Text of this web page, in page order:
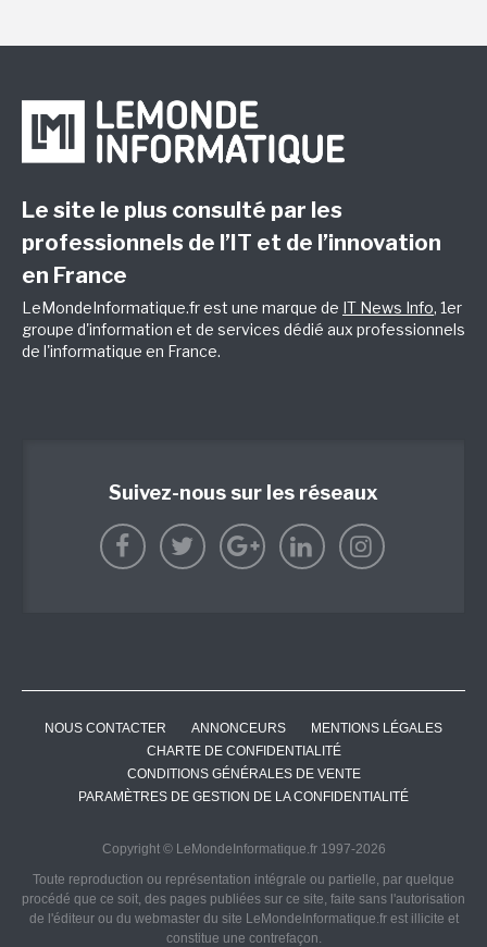
Le site le plus consulté par les
professionnels de l’IT et de l’innovation
en France
LeMondeInformatique.fr est une marque de IT News Info, 1er
groupe d'information et de services dédié aux professionnels
de l'informatique en France.
Suivez-nous sur les réseaux
NOUS CONTACTER ANNONCEURS
MENTIONS LÉGALES
CHARTE DE CONFIDENTIALITÉ
CONDITIONS GÉNÉRALES DE VENTE
PARAMÈTRES DE GESTION DE LA CONFIDENTIALITÉ
Copyright © LeMondeInformatique.fr 1997-2026
Toute reproduction ou représentation intégrale ou partielle, par quelque
procédé que ce soit, des pages publiées sur ce site, faite sans l'autorisation
de l'éditeur ou du webmaster du site LeMondeInformatique.fr est illicite et
constitue une contrefaçon.